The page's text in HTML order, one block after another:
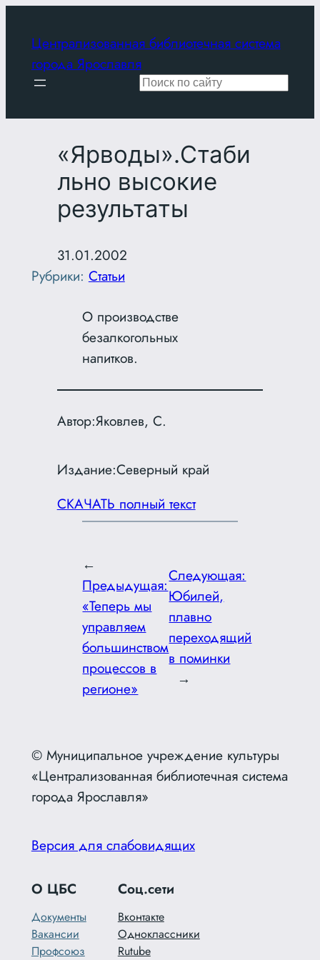
содержимому
Централизованная библиотечная система
города Ярославля
Поиск
«Ярводы».Стаби
льно высокие
результаты
31.01.2002
Рубрики: Статьи
О производстве
безалкогольных
напитков.
Автор:Яковлев, С.
Издание:Северный край
СКАЧАТЬ полный текст
←
Предыдущая:
«Теперь мы
управляем
большинством
процессов в
регионе»
Следующая:
Юбилей,
плавно
переходящий
в поминки
→
© Муниципальное учреждение культуры
«Централизованная библиотечная система
города Ярославля»
Версия для слабовидящих
О ЦБС
Документы
Вакансии
Профсоюз
Соц.сети
Вконтакте
Одноклассники
Rutube